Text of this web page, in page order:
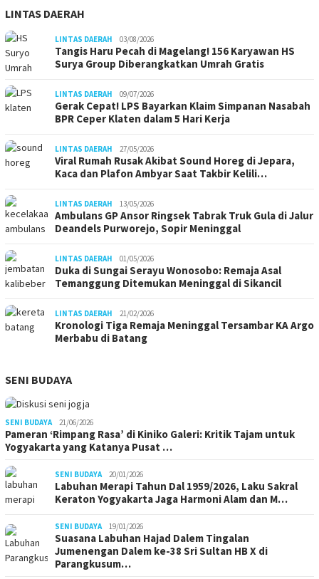
LINTAS DAERAH
LINTAS DAERAH 03/08/2026
Tangis Haru Pecah di Magelang! 156 Karyawan HS
Surya Group Diberangkatkan Umrah Gratis
LINTAS DAERAH 09/07/2026
Gerak Cepat! LPS Bayarkan Klaim Simpanan Nasabah
BPR Ceper Klaten dalam 5 Hari Kerja
LINTAS DAERAH 27/05/2026
Viral Rumah Rusak Akibat Sound Horeg di Jepara,
Kaca dan Plafon Ambyar Saat Takbir Kelili…
LINTAS DAERAH 13/05/2026
Ambulans GP Ansor Ringsek Tabrak Truk Gula di Jalur
Deandels Purworejo, Sopir Meninggal
LINTAS DAERAH 01/05/2026
Duka di Sungai Serayu Wonosobo: Remaja Asal
Temanggung Ditemukan Meninggal di Sikancil
LINTAS DAERAH 21/02/2026
Kronologi Tiga Remaja Meninggal Tersambar KA Argo
Merbabu di Batang
SENI BUDAYA
SENI BUDAYA 21/06/2026
Pameran ‘Rimpang Rasa’ di Kiniko Galeri: Kritik Tajam untuk
Yogyakarta yang Katanya Pusat …
SENI BUDAYA 20/01/2026
Labuhan Merapi Tahun Dal 1959/2026, Laku Sakral
Keraton Yogyakarta Jaga Harmoni Alam dan M…
SENI BUDAYA 19/01/2026
Suasana Labuhan Hajad Dalem Tingalan
Jumenengan Dalem ke-38 Sri Sultan HB X di
Parangkusum…